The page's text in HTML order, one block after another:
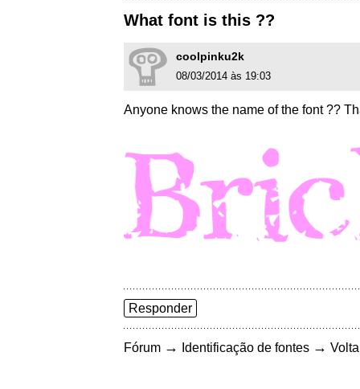
What font is this ??
coolpinku2k
08/03/2014 às 19:03
Anyone knows the name of the font ??
Responder
Fórum → Identificação de fontes →